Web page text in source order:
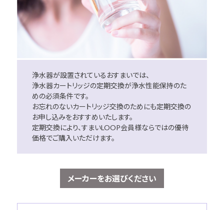
浄水器が設置されているおすまいでは、
浄水器カートリッジの定期交換が浄水性能保持のた
めの必須条件です。
お忘れのないカートリッジ交換のためにも定期交換の
お申し込みをおすすめいたします。
定期交換により、すまいLOOP会員様ならではの優待
価格でご購入いただけます。
メーカーをお選びください